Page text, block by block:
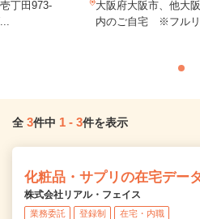
丁田973-
大阪府大阪市、他大
内のご自宅 ※フルリ
全 3件中 1 - 3件を表示
化粧品・サプリの在宅デー
株式会社リアル・フェイス
業務委託 登録制 在宅・内職